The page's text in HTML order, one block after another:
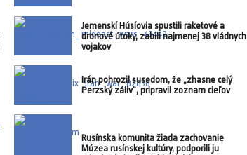
Jemenskí Húsíovia spustili raketové a
dronové útoky, zabili najmenej 38 vládnych
vojakov
Irán pohrozil susedom, že „zhasne celý
Perzský záliv“, pripravil zoznam cieľov
Rusínska komunita žiada zachovanie
Múzea rusínskej kultúry, podporili ju